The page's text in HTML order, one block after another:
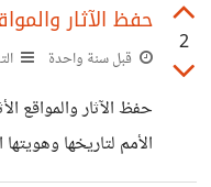
2
حفظ الآثار
قبل سنة واحدة
حفظ الآثار
الأمم لتاريخها
بل شهادات حية على